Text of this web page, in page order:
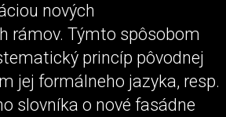
nových
rámov. Týmto spôsobom
princíp pôvodnej
jej formálneho jazyka, resp.
slovníka o nové fasádne